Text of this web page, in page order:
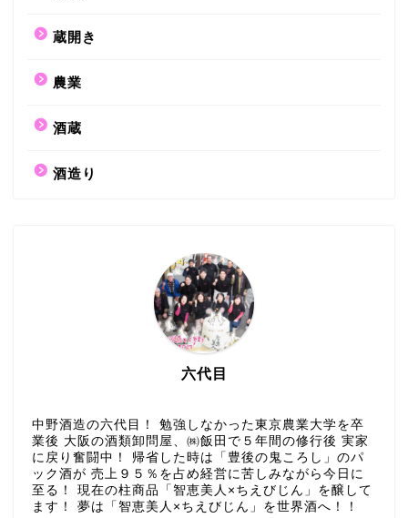
蔵開き
農業
酒蔵
酒造り
六代目
中野酒造の六代目！ 勉強しなかった東京農業大学を卒
業後 大阪の酒類卸問屋、㈱飯田で５年間の修行後 実家
に戻り奮闘中！ 帰省した時は「豊後の鬼ころし」のパ
ック酒が 売上９５％を占め経営に苦しみながら今日に
至る！ 現在の柱商品「智恵美人×ちえびじん」を醸して
ます！ 夢は「智恵美人×ちえびじん」を世界酒へ！！